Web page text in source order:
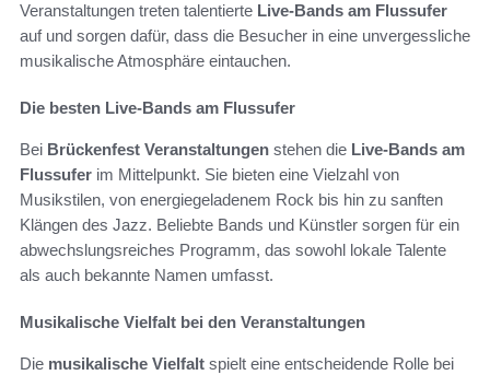
Veranstaltungen treten talentierte Live-Bands am Flussufer
auf und sorgen dafür, dass die Besucher in eine unvergessliche
musikalische Atmosphäre eintauchen.
Die besten Live-Bands am Flussufer
Bei Brückenfest Veranstaltungen stehen die Live-Bands am
Flussufer im Mittelpunkt. Sie bieten eine Vielzahl von
Musikstilen, von energiegeladenem Rock bis hin zu sanften
Klängen des Jazz. Beliebte Bands und Künstler sorgen für ein
abwechslungsreiches Programm, das sowohl lokale Talente
als auch bekannte Namen umfasst.
Musikalische Vielfalt bei den Veranstaltungen
Die musikalische Vielfalt spielt eine entscheidende Rolle bei